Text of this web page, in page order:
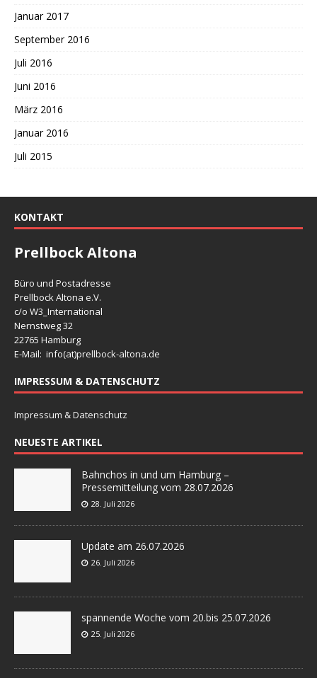
Januar 2017
September 2016
Juli 2016
Juni 2016
März 2016
Januar 2016
Juli 2015
KONTAKT
Prellbock Altona
Büro und Postadresse
Prellbock Altona e.V.
c/o W3_International
Nernstweg 32
22765 Hamburg
E-Mail: info(at)prellbock-altona.de
IMPRESSUM & DATENSCHUTZ
Impressum & Datenschutz
NEUESTE ARTIKEL
Bahnchos in und um Hamburg –
Pressemitteilung vom 28.07.2026
28. Juli 2026
Update am 26.07.2026
26. Juli 2026
spannende Woche vom 20.bis 25.07.2026
25. Juli 2026